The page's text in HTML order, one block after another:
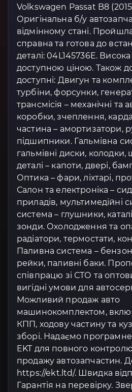
Volkswagen Passat B8
Оригінальна б/у
відмінному стані.
справна та готова до
деталі: 04L145736E. Висока
доступною ціною. Також
доступні: Двигун та
турбіни, форсунки,
трансмісія – механічні та
коробки, зчеплення,
частина – амортизатори,
підшипники. Гальмівна
гальмівні диски, колодки,
деталі – капоти, двері,
Оптика – фари, ліхтарі,
Салон та електроніка –
приладів, мультимедійні
система – глушники,
зонди. Охолодження та
радіатори, термостати,
Паливна система –
рейки, паливні баки.
співпрацю зі СТО та
вигідні умови для
Можливий продаж авто
машинокомплектом,
КПП, ходову частину та
зборі. Надаємо
EKT для повного контролю
продажу автозапчастин.
https://ekt.ltd/. Швидка
Гарантія на перевірку.